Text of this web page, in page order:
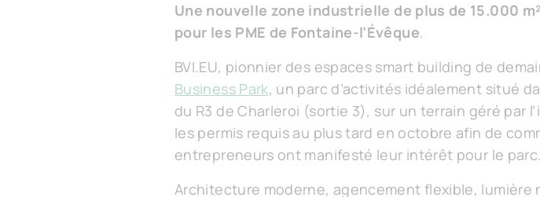
Une nouvelle zone industrielle de plus de 15.000
pour les PME de Fontaine-l’Évêque.
BVI.EU, pionnier des espaces smart building de
Business Park, un parc d’activités idéalement situé
du R3 de Charleroi (sortie 3), sur un terrain géré par
les permis requis au plus tard en octobre afin de
entrepreneurs ont manifesté leur intérêt pour le parc.
Architecture moderne, agencement flexible,